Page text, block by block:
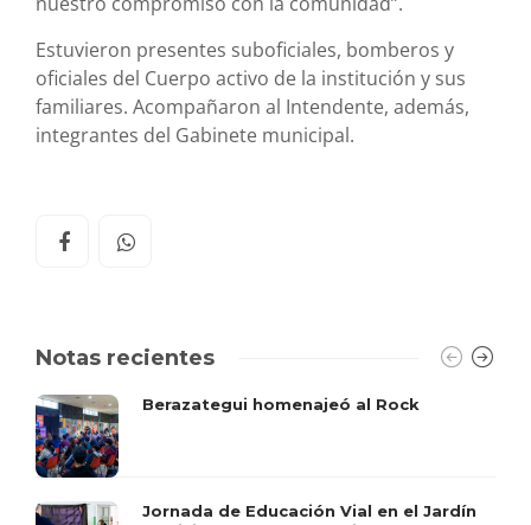
Estuvieron presentes suboficiales, bomberos y
oficiales del Cuerpo activo de la institución y sus
familiares. Acompañaron al Intendente, además,
integrantes del Gabinete municipal.
Notas recientes
Berazategui homenajeó al Rock
Jornada de Educación Vial en el Jardín